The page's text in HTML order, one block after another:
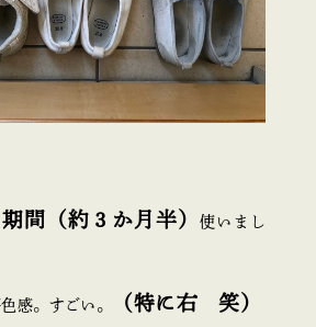
期間（約３か月半）使いまし
感。すごい。 （特に右 笑）